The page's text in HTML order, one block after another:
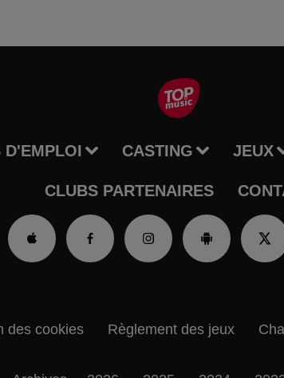
D'EMPLOI CASTING JEUX
CLUBS PARTENAIRES
des cookies Règlement des jeux